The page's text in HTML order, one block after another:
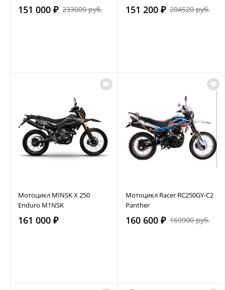
151 000 ₽ 233000 руб. 151 200 ₽ 204520 руб.
Мотоцикл MINSK X 250
Enduro M1NSK
161 000 ₽
Мотоцикл Racer RC250GY-C2
Panther
160 600 ₽ 169900 руб.